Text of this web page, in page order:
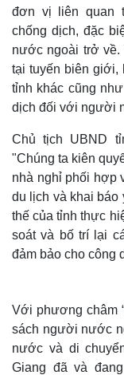
đơn vị liên quan
chống dịch, đặc
nước ngoài trở về.
tại tuyến biên
tỉnh khác cũng
dịch đối với người
Chủ tịch UBND
"Chúng ta kiên
nhà nghỉ phối hợp
du lịch và khai báo
thế của tỉnh thực
soát và bố trí lại
đảm bảo cho công
Với phương châm
sách người nước
nước và di
Giang đã và